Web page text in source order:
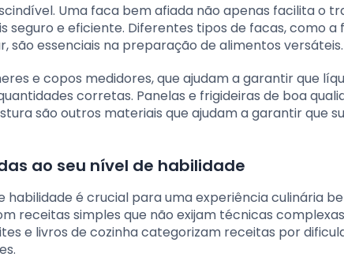
Uma faca bem afiada não apenas facilita o
e eficiente. Diferentes tipos de facas, como a
são essenciais na preparação de alimentos versáteis.
e copos medidores, que ajudam a garantir que
corretas. Panelas e frigideiras de boa
são outros materiais que ajudam a garantir que
ao seu nível de habilidade
é crucial para uma experiência culinária
receitas simples que não exijam técnicas
e livros de cozinha categorizam receitas por